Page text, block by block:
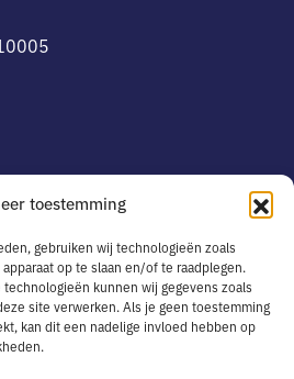
toestemming
gebruiken wij technologieën zoals
op te slaan en/of te raadplegen.
kunnen wij gegevens zoals
site verwerken. Als je geen toestemming
kan dit een nadelige invloed hebben op